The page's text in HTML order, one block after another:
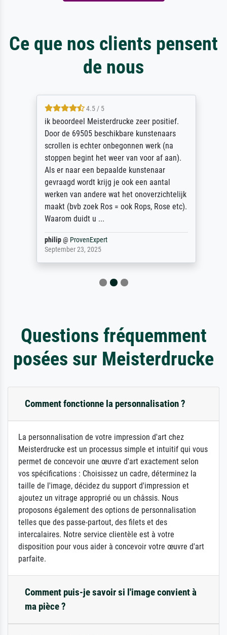
Ce que nos clients pensent
de nous
4.5 / 5
ik beoordeel Meisterdrucke zeer positief.
Door de 69505 beschikbare kunstenaars
scrollen is echter onbegonnen werk (na
stoppen begint het weer van voor af aan).
Als er naar een bepaalde kunstenaar
gevraagd wordt krijg je ook een aantal
werken van andere wat het onoverzichtelijk
maakt (bvb zoek Ros = ook Rops, Rose etc).
Waarom duidt u ...
philip@ProvenExpert
September 23, 2025
Questions fréquemment
posées sur Meisterdrucke
Comment fonctionne la personnalisation ?
La personnalisation de votre impression d'art chez
Meisterdrucke est un processus simple et intuitif qui vous
permet de concevoir une œuvre d'art exactement selon
vos spécifications : Choisissez un cadre, déterminez la
taille de l'image, décidez du support d'impression et
ajoutez un vitrage approprié ou un châssis. Nous
proposons également des options de personnalisation
telles que des passe-partout, des filets et des
intercalaires. Notre service clientèle est à votre
disposition pour vous aider à concevoir votre œuvre d'art
parfaite.
Comment puis-je savoir si l'image convient à
ma pièce ?